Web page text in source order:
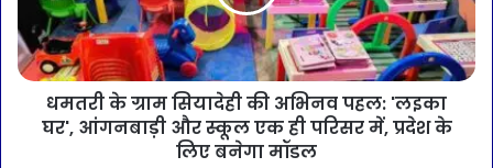
धमतरी के ग्राम सियादेही की अभिनव पहल: 'लइका
घर', आंगनबाड़ी और स्कूल एक ही परिसर में, प्रदेश के
लिए बनेगा मॉडल